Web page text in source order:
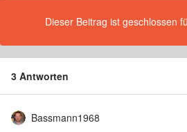
Dieser Beitrag ist geschlossen
3 Antworten
Bassmann1968